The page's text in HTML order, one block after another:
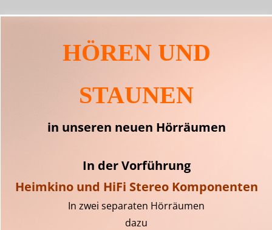
HÖREN UND
STAUNEN
in unseren neuen Hörräumen
In der Vorführung
Heimkino und HiFi Stereo Komponenten
In zwei separaten Hörräumen
dazu